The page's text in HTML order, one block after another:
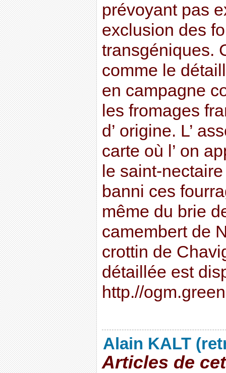
prévoyant pas
exclusion des
transgéniques.
comme le
en campagne
les fromages
d’ origine. L’
carte où l’ on
le saint-
banni ces
même du brie
camembert de
crottin de
détaillée est
http.//
Alain KALT
Articles de